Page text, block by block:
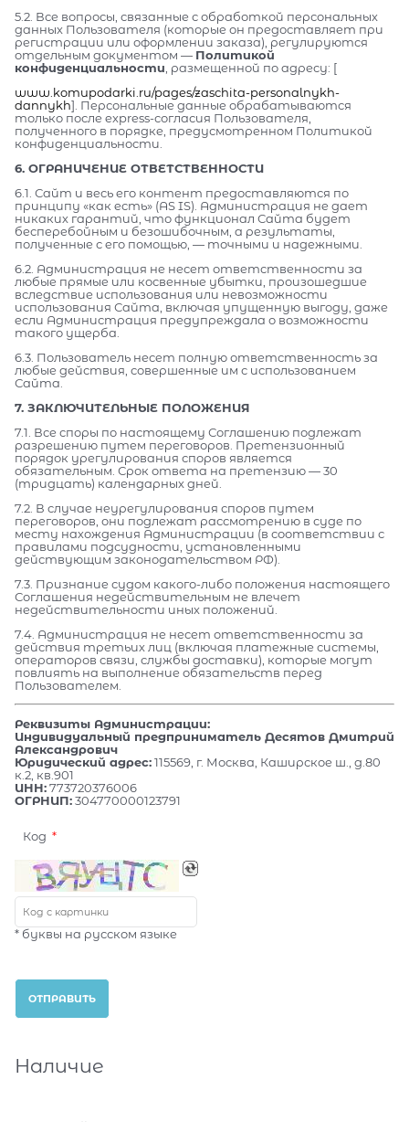
5.2. Все вопросы, связанные с обработкой персональных
данных Пользователя (которые он предоставляет при
регистрации или оформлении заказа), регулируются
отдельным документом — Политикой
конфиденциальности , размещенной по адресу: [
www.komupodarki.ru/pages/zaschita-personalnykh-
dannykh]. Персональные данные обрабатываются
только после express-согласия Пользователя,
полученного в порядке, предусмотренном Политикой
конфиденциальности.
6. ОГРАНИЧЕНИЕ ОТВЕТСТВЕННОСТИ
6.1. Сайт и весь его контент предоставляются по
принципу «как есть» (AS IS). Администрация не дает
никаких гарантий, что функционал Сайта будет
бесперебойным и безошибочным, а результаты,
полученные с его помощью, — точными и надежными.
6.2. Администрация не несет ответственности за
любые прямые или косвенные убытки, произошедшие
вследствие использования или невозможности
использования Сайта, включая упущенную выгоду, даже
если Администрация предупреждала о возможности
такого ущерба.
6.3. Пользователь несет полную ответственность за
любые действия, совершенные им с использованием
Сайта.
7. ЗАКЛЮЧИТЕЛЬНЫЕ ПОЛОЖЕНИЯ
7.1. Все споры по настоящему Соглашению подлежат
разрешению путем переговоров. Претензионный
порядок урегулирования споров является
обязательным. Срок ответа на претензию — 30
(тридцать) календарных дней.
7.2. В случае неурегулирования споров путем
переговоров, они подлежат рассмотрению в суде по
месту нахождения Администрации (в соответствии с
правилами подсудности, установленными
действующим законодательством РФ).
7.3. Признание судом какого-либо положения настоящего
Соглашения недействительным не влечет
недействительности иных положений.
7.4. Администрация не несет ответственности за
действия третьих лиц (включая платежные системы,
операторов связи, службы доставки), которые могут
повлиять на выполнение обязательств перед
Пользователем.
Реквизиты Администрации:
Индивидуальный предприниматель Десятов Дмитрий
Александрович
Юридический адрес:115569, г. Москва, Каширское ш., д.80
к.2, кв.901
ИНН:773720376006
ОГРНИП:304770000123791
Код
* буквы на русском языке
Наличие